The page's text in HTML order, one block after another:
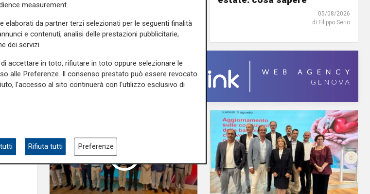
di
-la
di
casi di
di
sul
di F.S.
05/08/2026
di Filippo Serio
measurement.
elaborati da partner terzi selezionati per le seguenti finalità
e contenuti, analisi delle prestazioni pubblicitarie,
dei servizi.
accettare in toto, rifiutare in toto oppure selezionare le
alle Preferenze. Il consenso prestato può essere revocato
l'accesso al sito continuerà con l'utilizzo esclusivo di
Rifiuta tutti Preferenze